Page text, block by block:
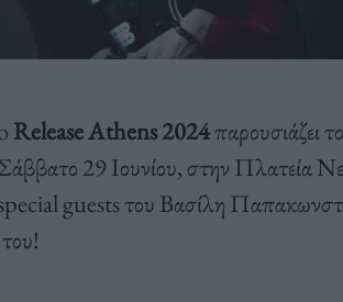
Release Athens 2024παρουσιάζει
29 Ιουνίου, στην Πλατεία
guests του Βασίλη